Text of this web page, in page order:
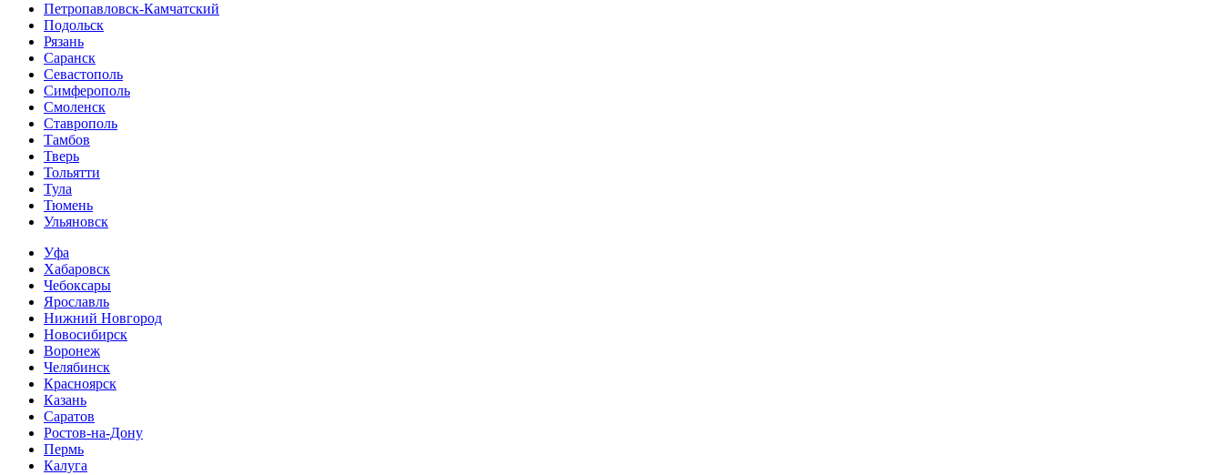
Петропавловск-Камчатский
Подольск
Рязань
Саранск
Севастополь
Симферополь
Смоленск
Ставрополь
Тамбов
Тверь
Тольятти
Тула
Тюмень
Ульяновск
Уфа
Хабаровск
Чебоксары
Ярославль
Нижний Новгород
Новосибирск
Воронеж
Челябинск
Красноярск
Казань
Саратов
Ростов-на-Дону
Пермь
Калуга